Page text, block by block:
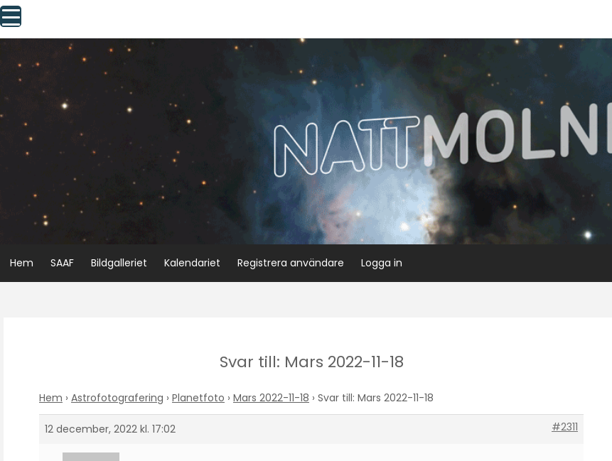
Skip
to
content
Hem SAAF Bildgalleriet Kalendariet Registrera användare Logga in
Svar till: Mars 2022-11-18
Hem › Astrofotografering › Planetfoto › Mars 2022-11-18 › Svar till: Mars 2022-11-18
12 december, 2022 kl. 17:02 #2311